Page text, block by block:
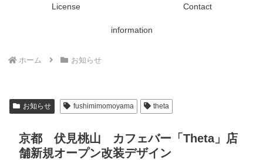
License Contact
information
ホーム お知らせ
お知らせ fushimimomoyama theta
京都 伏見桃山 カフェバー「Theta」店
舗新規オープン改装デザイン